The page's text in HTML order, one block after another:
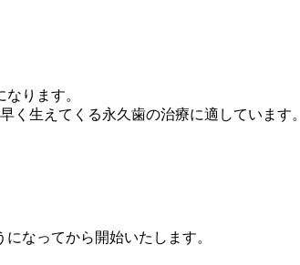
ります。
生えてくる永久歯の治療に適しています。
なってから開始いたします。